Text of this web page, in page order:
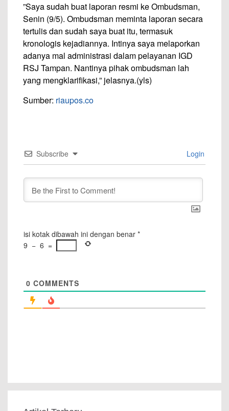
”Saya sudah buat laporan resmi ke Ombudsman,
Senin (9/5). Ombudsman meminta laporan secara
tertulis dan sudah saya buat itu, termasuk
kronologis kejadiannya. Intinya saya melaporkan
adanya mal administrasi dalam pelayanan IGD
RSJ Tampan. Nantinya pihak ombudsman lah
yang mengklarifikasi,” jelasnya.(yls)
Sumber: riaupos.co
Subscribe Login
isi kotak dibawah ini dengan benar *
9 − 6 =
0 COMMENTS